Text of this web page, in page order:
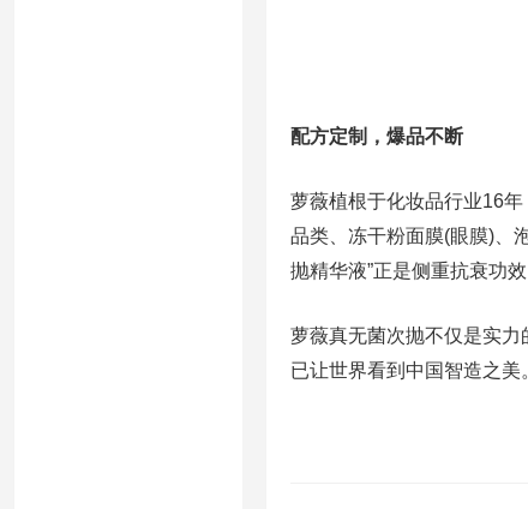
配方定制，爆品不断
萝薇植根于化妆品行业16
品类、冻干粉面膜(眼膜)、
抛精华液”正是侧重抗衰功
萝薇真无菌次抛不仅是实力
已让世界看到中国智造之美